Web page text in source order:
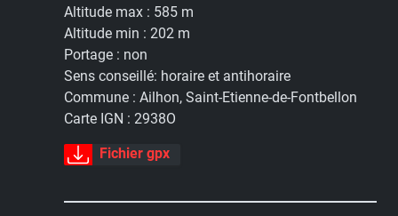
Altitude max : 585 m
Altitude min : 202 m
Portage : non
Sens conseillé: horaire et antihoraire
Commune : Ailhon, Saint-Etienne-de-Fontbellon
Carte IGN : 2938O
Fichier gpx